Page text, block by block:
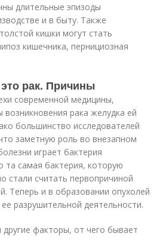
длительные эпизоды
и в быту. Также
кишки могут стать
кишечника, пернициозная
рак. Причины
современной медицины,
рака желудка ей
большинство исследователей
заметную роль во внезапном
играет бактерия
та самая бактерия, которую
стали считать первопричиной
Теперь и в образовании опухолей
разрушительной деятельности.
факторы, от чего бывает